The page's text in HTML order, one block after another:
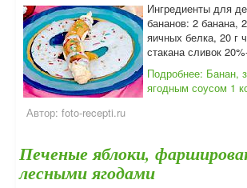
Ингредиенты для
бананов: 2 банана,
яичных белка, 20 г
стакана сливок
Подробнее: Банан,
ягодным соусом 1
Автор: foto-recepti.ru
Печеные яблоки,
лесными ягодами